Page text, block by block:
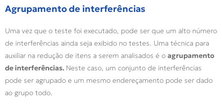
Agrupamento de interferências
Uma vez que o teste foi executado, pode ser que um alto número
de interferências ainda seja exibido no testes. Uma técnica para
auxiliar na redução de itens a serem analisados é o agrupamento
de interferências. Neste caso, um conjunto de interferências
pode ser agrupado e um mesmo endereçamento pode ser dado
ao grupo todo.